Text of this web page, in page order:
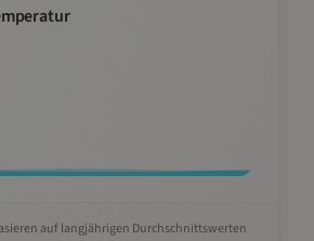
auf langjährigen Durchschnittswerten